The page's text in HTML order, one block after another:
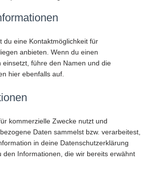
du eine Kontaktmöglichkeit für
anbieten. Wenn du einen
einsetzt, führe den Namen und die
hier ebenfalls auf.
kommerzielle Zwecke nutzt und
Daten sammelst bzw. verarbeitest,
in deine Datenschutzerklärung
den Informationen, die wir bereits erwähnt